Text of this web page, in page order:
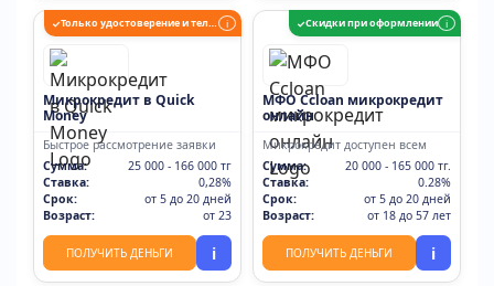
✓ Только удостоверение и телефон i
Микрокредит в Quick
Money
Быстрое рассмотрение заявки
Сумма:
25 000 - 166 000 тг
Ставка:
0,28%
Срок:
от 5 до 20 дней
Возраст:
от 23
ПОЛУЧИТЬ ДЕНЬГИ i
✓Скидки при оформлении i
МФО Ccloan микрокредит
онлайн
Микрокредит доступен всем
Сумма:
20 000 - 165 000 тг.
Ставка:
0.28%
Срок:
от 5 до 20 дней
Возраст:
от 18 до 57 лет
ПОЛУЧИТЬ ДЕНЬГИ i